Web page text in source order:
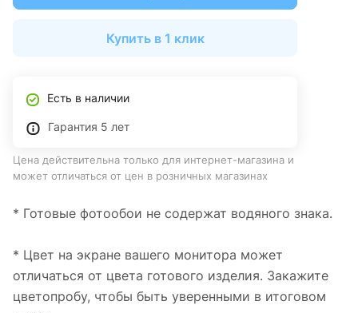
Купить в 1 клик
Есть в наличии
Гарантия 5 лет
Цена действительна только для интернет-магазина и
может отличаться от цен в розничных магазинах
* Готовые фотообои не содержат водяного знака.
* Цвет на экране вашего монитора может
отличаться от цвета готового изделия. Закажите
цветопробу, чтобы быть уверенными в итоговом